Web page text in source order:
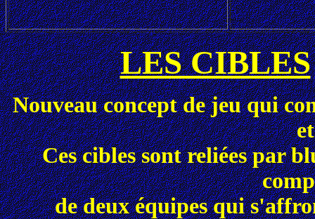
LES CIBLES
Nouveau concept de jeu qui
Ces cibles sont reliées par
de deux équipes qui